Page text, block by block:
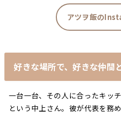
アツヲ飯の
好きな場所で、好きな仲間
一台一台、その人に合ったキッ
という中上さん。彼が代表を務